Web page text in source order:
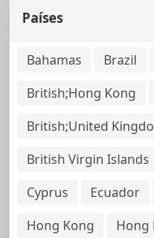
Países
Bahamas Brazil
British;Hong Kong
British;United
British Virgin Islands
Cyprus
Ecuador
Hong Kong
Hong